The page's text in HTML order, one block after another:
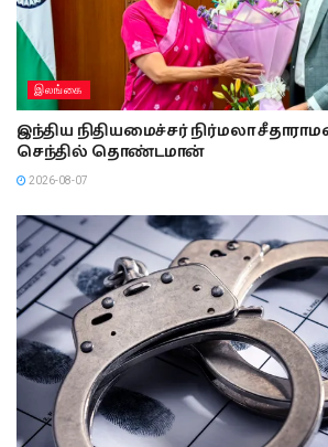
இலங்கை
இந்திய நிதியமைச்சர் நிர்மலா
செந்தில் தொண்டமான்
2026-08-07